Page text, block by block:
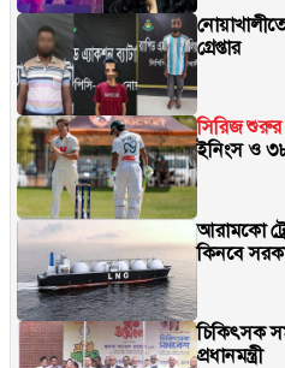
গ্রেপ্তার
সিরিজ শুরুর
ইনিংস ও ৩৮
আরামকো
কিনবে
চিকিৎসক
প্রধানমন্ত্রী